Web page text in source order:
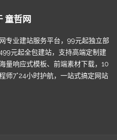
童哲网
专业建站服务平台，99元起独立部
元起全包建站，支持高端定制建
量响应式模板、前端素材下载，10
师7*24小时护航，一站式搞定网站